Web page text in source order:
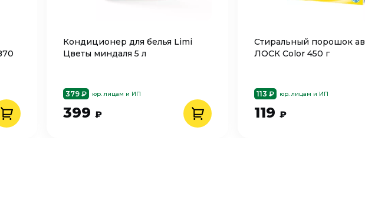
Кондиционер для белья Limi
Цветы миндаля 5 л
379 ₽ юр. лицам и ИП
399 ₽
Стиральный порошок
ЛОСК Color 450 г
113 ₽ юр. лицам и ИП
119 ₽